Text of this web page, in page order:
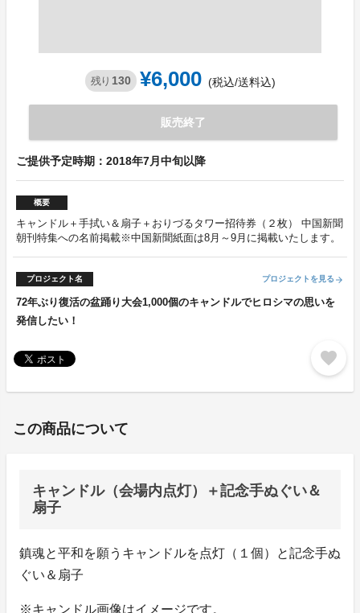
残り 130 ¥6,000 (税込/送料込)
販売終了
ご提供予定時期：2018年7月中旬以降
概要
キャンドル＋手拭い＆扇子＋おりづるタワー招待券（２枚） 中国新聞
朝刊特集への名前掲載※中国新聞紙面は8月～9月に掲載いたします。
プロジェクト名 プロジェクトを見る arrow_forward
72年ぶり復活の盆踊り大会1,000個のキャンドルでヒロシマの思いを
発信したい！
favorite
この商品について
キャンドル（会場内点灯）＋記念手ぬぐい＆
扇子
鎮魂と平和を願うキャンドルを点灯（１個）と記念手ぬ
ぐい＆扇子
※キャンドル画像はイメージです。